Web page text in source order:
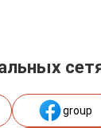
group